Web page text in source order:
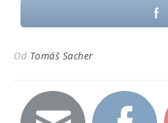
Od Tomáš Sacher